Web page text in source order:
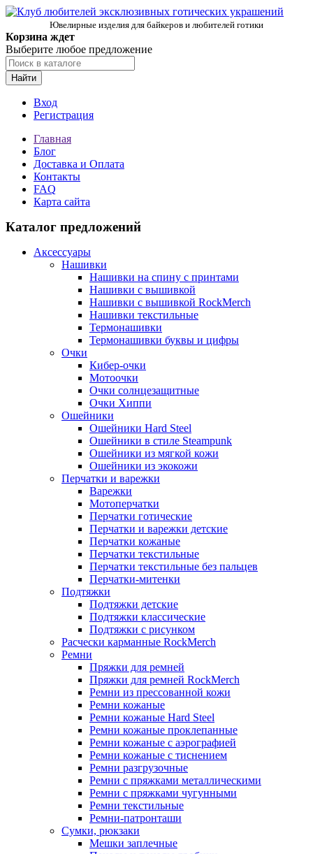
Ювелирные изделия для байкеров и любителей готики
Корзина ждет
Выберите любое предложение
Найти
Вход
Регистрация
Главная
Блог
Доставка и Оплата
Контакты
FAQ
Карта сайта
Каталог предложений
Аксессуары
Нашивки
Нашивки на спину с принтами
Нашивки с вышивкой
Нашивки с вышивкой RockMerch
Нашивки текстильные
Термонашивки
Термонашивки буквы и цифры
Очки
Кибер-очки
Мотоочки
Очки солнцезащитные
Очки Хиппи
Ошейники
Ошейники Hard Steel
Ошейники в стиле Steampunk
Ошейники из мягкой кожи
Ошейники из экокожи
Перчатки и варежки
Варежки
Мотоперчатки
Перчатки готические
Перчатки и варежки детские
Перчатки кожаные
Перчатки текстильные
Перчатки текстильные без пальцев
Перчатки-митенки
Подтяжки
Подтяжки детские
Подтяжки классические
Подтяжки с рисунком
Расчески карманные RockMerch
Ремни
Пряжки для ремней
Пряжки для ремней RockMerch
Ремни из прессованной кожи
Ремни кожаные
Ремни кожаные Hard Steel
Ремни кожаные проклепанные
Ремни кожаные с аэрографией
Ремни кожаные с тиснением
Ремни разгрузочные
Ремни с пряжками металлическими
Ремни с пряжками чугунными
Ремни текстильные
Ремни-патронташи
Сумки, рюкзаки
Мешки заплечные